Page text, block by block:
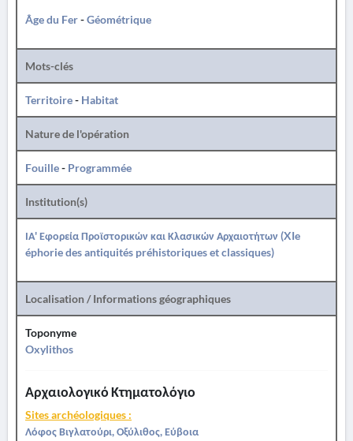
Âge du Fer-Géométrique
Mots-clés
Territoire- Habitat
Nature de l'opération
Fouille- Programmée
Institution(s)
ΙΑ' Εφορεία Προϊστορικών και Κλασικών Αρχαιοτήτων (XIe
éphorie des antiquités préhistoriques et classiques)
Localisation / Informations géographiques
Toponyme
Oxylithos
Αρχαιολογικό Κτηματολόγιο
Sites archéologiques :
Λόφος Βιγλατούρι, Οξύλιθος, Εύβοια